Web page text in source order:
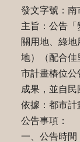
發文字號：南
主旨：公告
關用地、綠地
地）（配合佳
市計畫樁位公
成果，並自民
依據：都市計
公告事項：
一、公告時間